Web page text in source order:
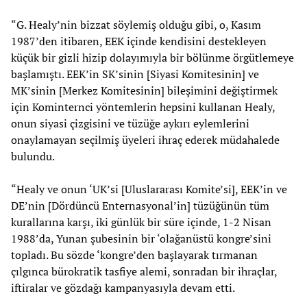
“G. Healy’nin bizzat söylemiş olduğu gibi, o, Kasım
1987’den itibaren, EEK içinde kendisini destekleyen
küçük bir gizli hizip dolayımıyla bir bölünme örgütlemeye
başlamıştı. EEK’in SK’sinin [Siyasi Komitesinin] ve
MK’sinin [Merkez Komitesinin] bileşimini değiştirmek
için Kominternci yöntemlerin hepsini kullanan Healy,
onun siyasi çizgisini ve tüzüğe aykırı eylemlerini
onaylamayan seçilmiş üyeleri ihraç ederek müdahalede
bulundu.
“Healy ve onun ‘UK’si [Uluslararası Komite’si], EEK’in ve
DE’nin [Dördüncü Enternasyonal’in] tüzüğünün tüm
kurallarına karşı, iki günlük bir süre içinde, 1-2 Nisan
1988’da, Yunan şubesinin bir ‘olağanüstü kongre’sini
topladı. Bu sözde ‘kongre’den başlayarak tırmanan
çılgınca bürokratik tasfiye alemi, sonradan bir ihraçlar,
iftiralar ve gözdağı kampanyasıyla devam etti.